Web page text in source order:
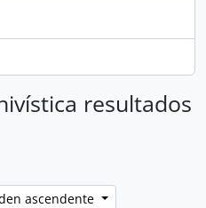
resultados
ascendente